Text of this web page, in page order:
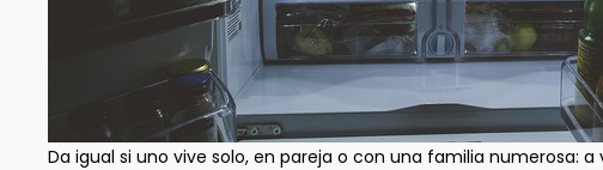
Da igual si uno vive solo, en pareja o con una familia numerosa: